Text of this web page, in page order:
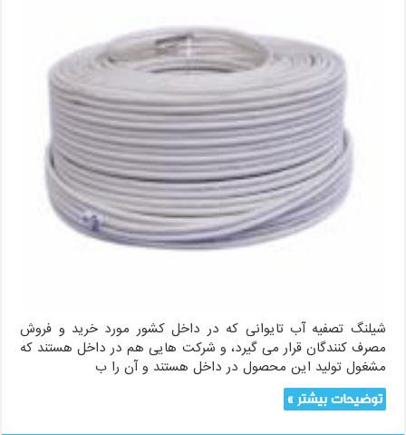
شیلنگ تصفیه آب تایوانی که در داخل کشور مورد خرید و فروش
مصرف کنندگان قرار می گیرد، و شرکت هایی هم در داخل هستند که
مشغول تولید این محصول در داخل هستند و آن را ب
توضیحات بیشتر »